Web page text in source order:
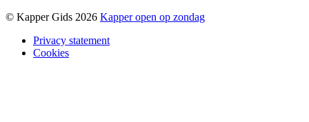
© Kapper Gids 2026 Kapper open op zondag
Privacy statement
Cookies